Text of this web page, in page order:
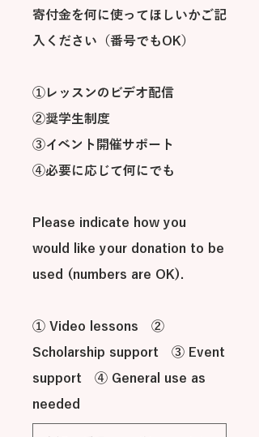
寄付金を何に使ってほしいかご記
入ください（番号でもOK）
①レッスンのビデオ配信
②奨学生制度
③イベント開催サポート
④必要に応じて何にでも
Please indicate how you
would like your donation to be
used (numbers are OK).
① Video lessons ②
Scholarship support ③ Event
support ④ General use as
needed